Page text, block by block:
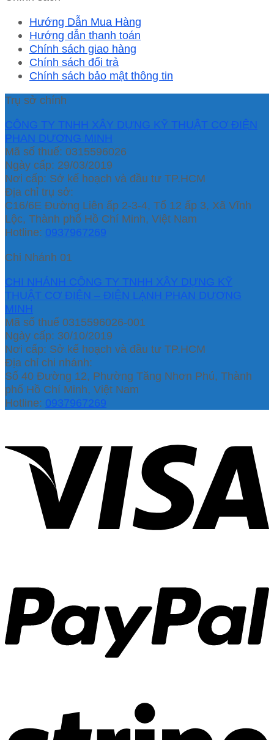
Hướng Dẫn Mua Hàng
Hướng dẫn thanh toán
Chính sách giao hàng
Chính sách đổi trả
Chính sách bảo mật thông tin
Trụ sở chính
CÔNG TY TNHH XÂY DỰNG KỸ THUẬT CƠ ĐIỆN
PHAN DƯƠNG MINH
Mã số thuế: 0315596026
Ngày cấp: 29/03/2019
Nơi cấp: Sở kế hoạch và đầu tư TP.HCM
Địa chỉ trụ sở:
C16/6E Đường Liên ấp 2-3-4, Tổ 12 ấp 3, Xã Vĩnh
Lộc, Thành phố Hồ Chí Minh, Việt Nam
Hotline: 0937967269
Chi Nhánh 01
CHI NHÁNH CÔNG TY TNHH XÂY DỰNG KỸ
THUẬT CƠ ĐIỆN – ĐIỆN LẠNH PHAN DƯƠNG
MINH
Mã số thuế 0315596026-001
Ngày cấp: 30/10/2019
Nơi cấp: Sở kế hoạch và đầu tư TP.HCM
Địa chỉ chi nhánh:
Số 40 Đường 12, Phường Tăng Nhơn Phú, Thành
phố Hồ Chí Minh, Việt Nam
Hotline: 0937967269